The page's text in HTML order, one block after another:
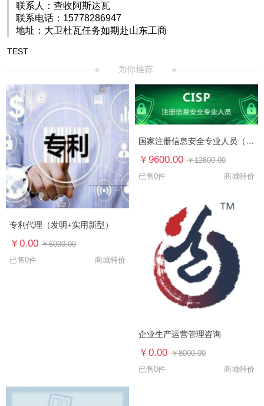
联系人：查收阿斯达瓦
联系电话：15778286947
地址：大卫杜瓦任务如期赴山东工商
TEST
专利代理（发明+实用新型）
￥0.00 ￥6000.00
已售0件
商城特价
国家注册信息安全专业人员（CISP）认证培训
￥9600.00 ￥12800.00
已售0件
商城特价
企业生产运营管理咨询
￥0.00 ￥8000.00
已售0件
商城特价